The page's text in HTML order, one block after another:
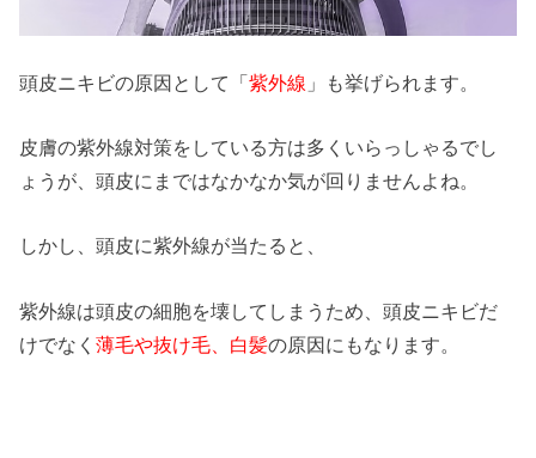
頭皮ニキビの原因として「紫外線 」も挙げられます。
皮膚の紫外線対策をしている方は多くいらっしゃるでし
ょうが、頭皮にまではなかなか気が回りませんよね。
しかし、頭皮に紫外線が当たると、
紫外線は頭皮の細胞を壊してしまうため、頭皮ニキビだ
けでなく薄毛や抜け毛、 白髪の原因にもなります。